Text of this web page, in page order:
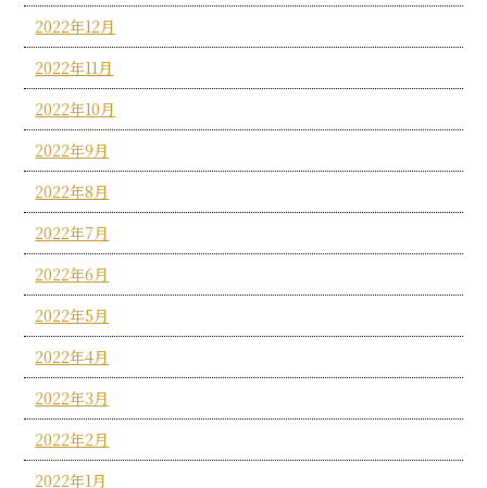
2022年12月
2022年11月
2022年10月
2022年9月
2022年8月
2022年7月
2022年6月
2022年5月
2022年4月
2022年3月
2022年2月
2022年1月